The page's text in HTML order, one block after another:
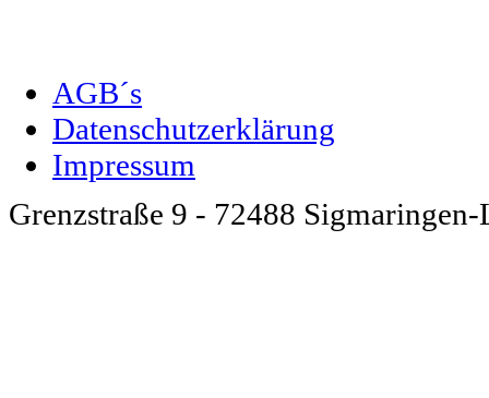
AGB´s
Datenschutzerklärung
Impressum
Grenzstraße 9 - 72488